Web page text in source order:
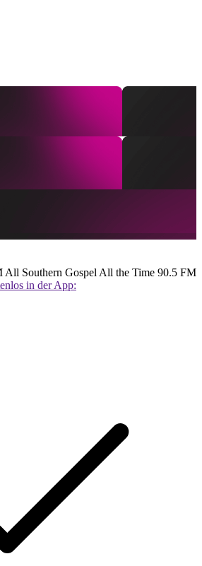
Southern Gospel All the Time 90.5 FM
in der App: